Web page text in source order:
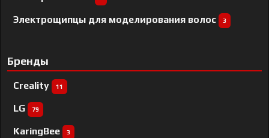
Электрощипцы для моделирования волос 3
Бренды
Creality 11
LG 79
KaringBee 3